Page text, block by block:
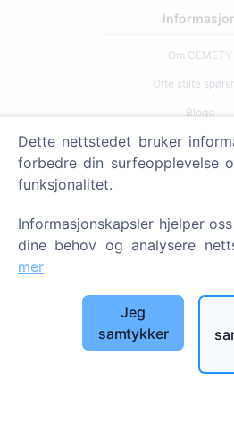
Om CEMETY
Ofte stilte
Blogg
Liste over kommuner
Innstillinger for
Søk etter
Søk etter
Tjenester
Dette nettstedet bruker
forbedre din surfeopplevelse
funksjonalitet.
Informasjonskapsler hjelper
dine behov og analysere
mer
Jeg
samtykker